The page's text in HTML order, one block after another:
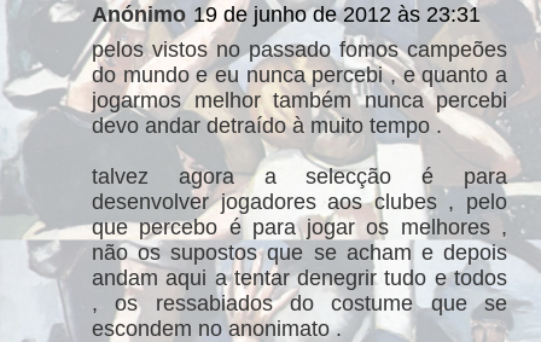
Anónimo 19 de junho de 2012 às 23:31
pelos vistos no passado fomos campeões
do mundo e eu nunca percebi , e quanto a
jogarmos melhor também nunca percebi
devo andar detraído à muito tempo .
talvez agora a selecção é para
desenvolver jogadores aos clubes , pelo
que percebo é para jogar os melhores ,
não os supostos que se acham e depois
andam aqui a tentar denegrir tudo e todos
, os ressabiados do costume que se
escondem no anonimato .